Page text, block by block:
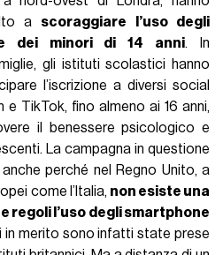
a scoraggiare l’uso degli
dei minori di 14 anni. In
gli istituti scolastici hanno
l’iscrizione a diversi social
TikTok, fino almeno ai 16 anni,
il benessere psicologico e
La campagna in questione
perché nel Regno Unito, a
come l’Italia, non esiste una
regoli l’uso degli smartphone
in merito sono infatti state prese